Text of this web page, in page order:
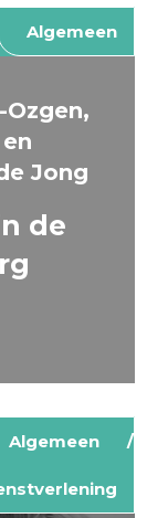
Algemeen
Ozgen,
Jong
de
Algemeen